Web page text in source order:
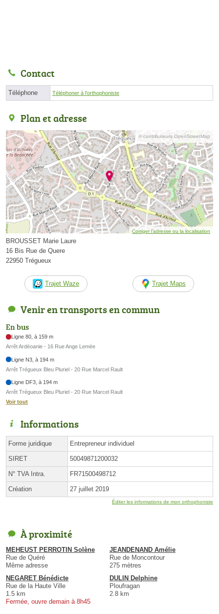
Contact
Téléphone Téléphoner à l'orthophoniste
Plan et adresse
© contributeurs OpenStreetMap
Corriger l’adresse ou la localisation
BROUSSET Marie Laure
16 Bis Rue de Quere
22950 Trégueux
Trajet Waze Trajet Maps
Venir en transports en commun
En bus
Ligne 80, à 159 m
Arrêt Ardéoanie - 16 Rue Ange Lemée
Ligne N3, à 194 m
Arrêt Trégueux Bleu Pluriel - 20 Rue Marcel Rault
Ligne DF3, à 194 m
Arrêt Trégueux Bleu Pluriel - 20 Rue Marcel Rault
Voir tout
Informations
Forme juridique Entrepreneur individuel
SIRET 50049871200032
N° TVA Intra. FR71500498712
Création 27 juillet 2019
Éditer les informations de mon orthophoniste
À proximité
MEHEUST PERROTIN Solène
Rue de Quéré
Même adresse
JEANDENAND Amélie
Rue de Moncontour
275 mètres
NEGARET Bénédicte
Rue de la Haute Ville
1.5 km
Fermée, ouvre demain à 8h45
DULIN Delphine
Ploufragan
2.8 km